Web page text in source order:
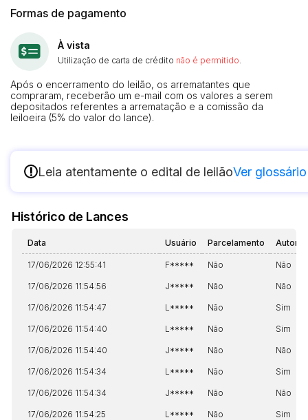
Formas de pagamento
À vista
Utilização de carta de crédito não é permitido
Após o encerramento do leilão, os arrematantes que
compraram, receberão um e-mail com os valores a serem
depositados referentes a arrematação e a comissão da
leiloeira (5% do valor do lance).
! Leia atentamente o edital de leilãoVer
Histórico de Lances
Data Usuário Parcelamento
17/06/2026 12:55:41 F***** Não Não
17/06/2026 11:54:56 J***** Não Não
17/06/2026 11:54:47 L***** Não Sim
17/06/2026 11:54:40 L***** Não Sim
17/06/2026 11:54:40 J***** Não Não
17/06/2026 11:54:34 L***** Não Sim
17/06/2026 11:54:34 J***** Não Não
17/06/2026 11:54:25 L***** Não Sim
14/04/2025 18:43:11